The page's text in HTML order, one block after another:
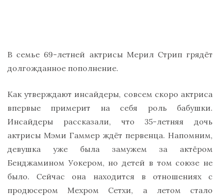
В семье 69-летней актрисы Мерил Стрип грядёт
долгожданное пополнение.
Как утверждают инсайдеры, совсем скоро актриса
впервые примерит на себя роль бабушки.
Инсайдеры рассказали, что 35-летняя дочь
актрисы Мэми Гаммер ждёт первенца. Напомним,
девушка уже была замужем за актёром
Бенджамином Уокером, но детей в том союзе не
было. Сейчас она находится в отношениях с
продюсером Мехром Сетхи, а летом стало